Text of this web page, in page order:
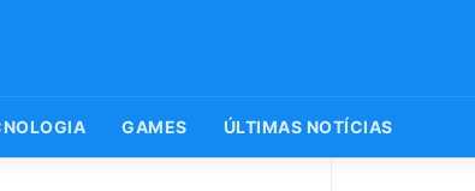
GAMES ÚLTIMAS NOTÍCIAS